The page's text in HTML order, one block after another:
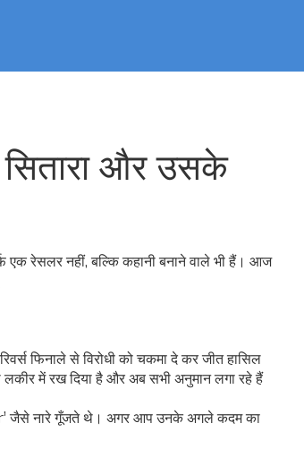
और उसके
रेसलर नहीं, बल्कि कहानी बनाने वाले भी हैं। आज
फिनाले से विरोधी को चकमा दे कर जीत हासिल
में रख दिया है और अब सभी अनुमान लगा रहे हैं
जैसे नारे गूँजते थे। अगर आप उनके अगले कदम का